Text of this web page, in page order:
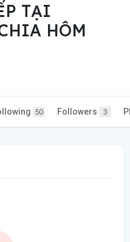
TẠI
HÔM
50 Followers 3